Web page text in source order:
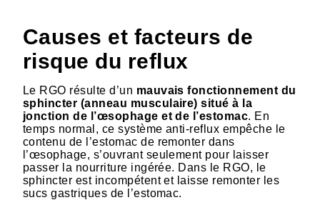
Causes et facteurs de
risque du reflux
Le RGO résulte d’un mauvais fonctionnement du
sphincter (anneau musculaire) situé à la
jonction de l’œsophage et de l’estomac. En
temps normal, ce système anti-reflux empêche le
contenu de l’estomac de remonter dans
l’œsophage, s’ouvrant seulement pour laisser
passer la nourriture ingérée. Dans le RGO, le
sphincter est incompétent et laisse remonter les
sucs gastriques de l’estomac.